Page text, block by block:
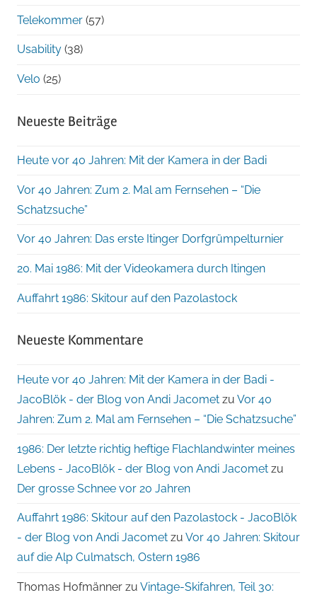
Telekommer (57)
Usability (38)
Velo (25)
Neueste Beiträge
Heute vor 40 Jahren: Mit der Kamera in der Badi
Vor 40 Jahren: Zum 2. Mal am Fernsehen – “Die
Schatzsuche”
Vor 40 Jahren: Das erste Itinger Dorfgrümpelturnier
20. Mai 1986: Mit der Videokamera durch Itingen
Auffahrt 1986: Skitour auf den Pazolastock
Neueste Kommentare
Heute vor 40 Jahren: Mit der Kamera in der Badi -
JacoBlök - der Blog von Andi Jacomet zu Vor 40
Jahren: Zum 2. Mal am Fernsehen – “Die Schatzsuche”
1986: Der letzte richtig heftige Flachlandwinter meines
Lebens - JacoBlök - der Blog von Andi Jacomet zu
Der grosse Schnee vor 20 Jahren
Auffahrt 1986: Skitour auf den Pazolastock - JacoBlök
- der Blog von Andi Jacomet zu Vor 40 Jahren: Skitour
auf die Alp Culmatsch, Ostern 1986
Thomas Hofmänner zu Vintage-Skifahren, Teil 30: